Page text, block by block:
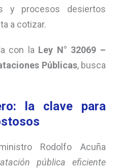
y procesos desiertos
a cotizar.
con la Ley N° 32069 –
Públicas, busca
la clave para
Rodolfo Acuña
pública eficiente